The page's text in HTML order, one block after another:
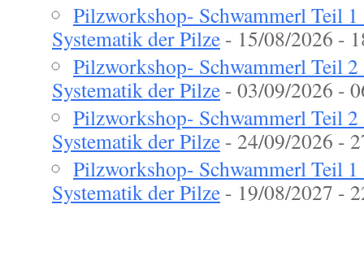
Pilzworkshop- Schwammerl Teil
Systematik der Pilze - 15/08/2026 -
Pilzworkshop- Schwammerl Teil
Systematik der Pilze - 03/09/2026 -
Pilzworkshop- Schwammerl Teil
Systematik der Pilze - 24/09/2026 -
Pilzworkshop- Schwammerl Teil
Systematik der Pilze - 19/08/2027 -